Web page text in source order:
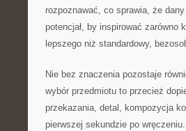
rozpoznawać, co sprawia, że
potencjał, by inspirować
lepszego niż standardowy,
Nie bez znaczenia pozostaje
wybór przedmiotu to przecież
przekazania, detal, kompozycja
pierwszej sekundzie po